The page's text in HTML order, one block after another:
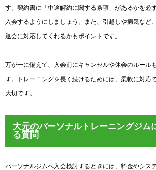
す。契約書に「中途解約に関する条項」があるかを必
入会するようにしましょう。また、引越しや病気など
退会に対応してくれるかもポイントです。
万が一に備えて、入会前にキャンセルや休会のルール
す。トレーニングを長く続けるためには、柔軟に対応
大切です。
大元のパーソナルトレーニングジム
る質問
パーソナルジムへ入会検討するときには、料金やシス